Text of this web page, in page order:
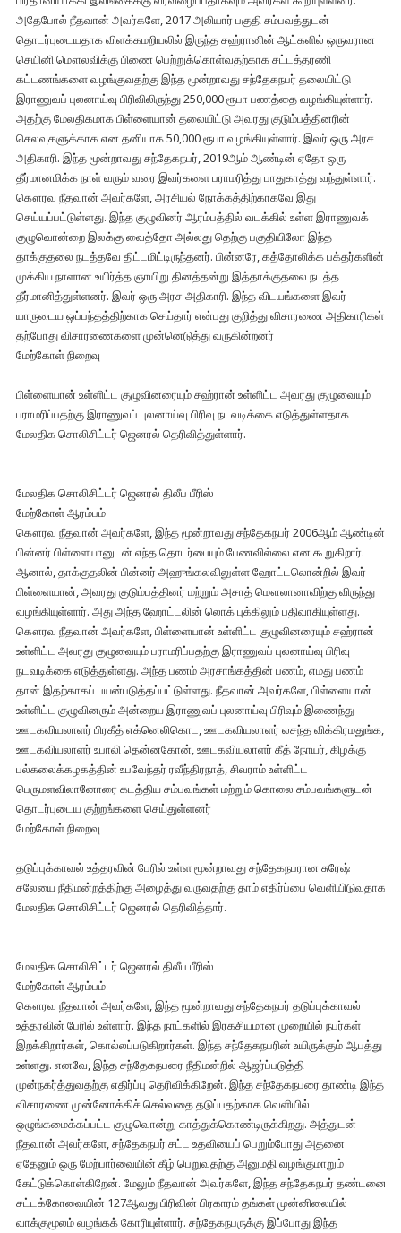
அதேபோல் நீதவான் அவர்களே, 2017 அலியார் பகுதி சம்பவத்துடன்
தொடர்புடையதாக விளக்கமறியலில் இருந்த சஹ்ரானின் ஆட்களில் ஒருவரான
செயினி மௌலவிக்கு பிணை பெற்றுக்கொள்வதற்காக சட்டத்தரணி
கட்டணங்களை வழங்குவதற்கு இந்த மூன்றாவது சந்தேகநபர் தலையிட்டு
இராணுவப் புலனாய்வு பிரிவிலிருந்து 250,000 ரூபா பணத்தை வழங்கியுள்ளார்.
அதற்கு மேலதிகமாக பிள்ளையான் தலையிட்டு அவரது குடும்பத்தினரின்
செலவுகளுக்காக என தனியாக 50,000 ரூபா வழங்கியுள்ளார். இவர் ஒரு அரச
அதிகாரி. இந்த மூன்றாவது சந்தேகநபர், 2019ஆம் ஆண்டின் ஏதோ ஒரு
தீர்மானமிக்க நாள் வரும் வரை இவர்களை பராமரித்து பாதுகாத்து வந்துள்ளார்.
கௌரவ நீதவான் அவர்களே, அரசியல் நோக்கத்திற்காகவே இது
செய்யப்பட்டுள்ளது. இந்த குழுவினர் ஆரம்பத்தில் வடக்கில் உள்ள இராணுவக்
குழுவொன்றை இலக்கு வைத்தோ அல்லது தெற்கு பகுதியிலோ இந்த
தாக்குதலை நடத்தவே திட்டமிட்டிருந்தனர். பின்னரே, கத்தோலிக்க பக்தர்களின்
முக்கிய நாளான உயிர்த்த ஞாயிறு தினத்தன்று இத்தாக்குதலை நடத்த
தீர்மானித்துள்ளனர். இவர் ஒரு அரச அதிகாரி. இந்த விடயங்களை இவர்
யாருடைய ஒப்பந்தத்திற்காக செய்தார் என்பது குறித்து விசாரணை அதிகாரிகள்
தற்போது விசாரணைகளை முன்னெடுத்து வருகின்றனர்
மேற்கோள் நிறைவு
பிள்ளையான் உள்ளிட்ட குழுவினரையும் சஹ்ரான் உள்ளிட்ட அவரது குழுவையும்
பராமரிப்பதற்கு இராணுவப் புலனாய்வு பிரிவு நடவடிக்கை எடுத்துள்ளதாக
மேலதிக சொலிசிட்டர் ஜெனரல் தெரிவித்துள்ளார்.
மேலதிக சொலிசிட்டர் ஜெனரல் திலீப பீரிஸ்
மேற்கோள் ஆரம்பம்
கௌரவ நீதவான் அவர்களே, இந்த மூன்றாவது சந்தேகநபர் 2006ஆம் ஆண்டின்
பின்னர் பிள்ளையானுடன் எந்த தொடர்பையும் பேணவில்லை என கூறுகிறார்.
ஆனால், தாக்குதலின் பின்னர் அஹுங்கலவிலுள்ள ஹோட்டலொன்றில் இவர்
பிள்ளையான், அவரது குடும்பத்தினர் மற்றும் அசாத் மௌலானாவிற்கு விருந்து
வழங்கியுள்ளார். அது அந்த ஹோட்டலின் லொக் புக்கிலும் பதிவாகியுள்ளது.
கௌரவ நீதவான் அவர்களே, பிள்ளையான் உள்ளிட்ட குழுவினரையும் சஹ்ரான்
உள்ளிட்ட அவரது குழுவையும் பராமரிப்பதற்கு இராணுவப் புலனாய்வு பிரிவு
நடவடிக்கை எடுத்துள்ளது. அந்த பணம் அரசாங்கத்தின் பணம், எமது பணம்
தான் இதற்காகப் பயன்படுத்தப்பட்டுள்ளது. நீதவான் அவர்களே, பிள்ளையான்
உள்ளிட்ட குழுவினரும் அன்றைய இராணுவப் புலனாய்வு பிரிவும் இணைந்து
ஊடகவியலாளர் பிரகீத் எக்னெலிகொட, ஊடகவியலாளர் லசந்த விக்கிரமதுங்க,
ஊடகவியலாளர் உபாலி தென்னகோன், ஊடகவியலாளர் கீத் நோயர், கிழக்கு
பல்கலைக்கழகத்தின் உபவேந்தர் ரவீந்திரநாத், சிவராம் உள்ளிட்ட
பெருமளவிலானோரை கடத்திய சம்பவங்கள் மற்றும் கொலை சம்பவங்களுடன்
தொடர்புடைய குற்றங்களை செய்துள்ளனர்
மேற்கோள் நிறைவு
தடுப்புக்காவல் உத்தரவின் பேரில் உள்ள மூன்றாவது சந்தேகநபரான சுரேஷ்
சலேயை நீதிமன்றத்திற்கு அழைத்து வருவதற்கு தாம் எதிர்ப்பை வெளியிடுவதாக
மேலதிக சொலிசிட்டர் ஜெனரல் தெரிவித்தார்.
மேலதிக சொலிசிட்டர் ஜெனரல் திலீப பீரிஸ்
மேற்கோள் ஆரம்பம்
கௌரவ நீதவான் அவர்களே, இந்த மூன்றாவது சந்தேகநபர் தடுப்புக்காவல்
உத்தரவின் பேரில் உள்ளார். இந்த நாட்களில் இரகசியமான முறையில் நபர்கள்
இறக்கிறார்கள், கொல்லப்படுகிறார்கள். இந்த சந்தேகநபரின் உயிருக்கும் ஆபத்து
உள்ளது. எனவே, இந்த சந்தேகநபரை நீதிமன்றில் ஆஜர்ப்படுத்தி
முன்நகர்த்துவதற்கு எதிர்ப்பு தெரிவிக்கிறேன். இந்த சந்தேகநபரை தாண்டி இந்த
விசாரணை முன்னோக்கிச் செல்வதை தடுப்பதற்காக வெளியில்
ஒழுங்கமைக்கப்பட்ட குழுவொன்று காத்துக்கொண்டிருக்கிறது. அத்துடன்
நீதவான் அவர்களே, சந்தேகநபர் சட்ட உதவியைப் பெறும்போது அதனை
ஏதேனும் ஒரு மேற்பார்வையின் கீழ் பெறுவதற்கு அனுமதி வழங்குமாறும்
கேட்டுக்கொள்கிறேன். மேலும் நீதவான் அவர்களே, இந்த சந்தேகநபர் தண்டனை
சட்டக்கோவையின் 127ஆவது பிரிவின் பிரகாரம் தங்கள் முன்னிலையில்
வாக்குமூலம் வழங்கக் கோரியுள்ளார். சந்தேகநபருக்கு இப்போது இந்த